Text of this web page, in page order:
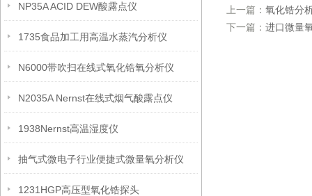
NP35A ACID DEW酸露点仪
1735食品加工用高温水蒸汽分析仪
N6000带吹扫在线式氧化锆氧分析仪
N2035A Nernst在线式烟气酸露点仪
1938Nernst高温湿度仪
抽气式微电子行业便捷式微量氧分析仪
1231HGP高压型氧化锆探头
上一篇： 氧化锆分
下一篇： 进口微量